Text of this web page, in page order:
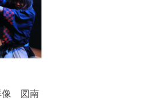
像 図南